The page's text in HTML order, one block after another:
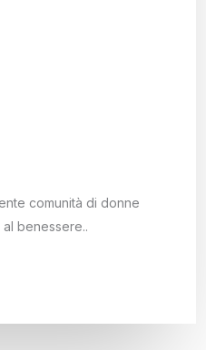
comunità di donne
benessere..